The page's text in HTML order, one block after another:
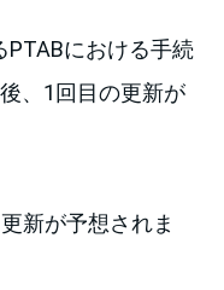
における手続
、1回目の更新が
新が予想されま